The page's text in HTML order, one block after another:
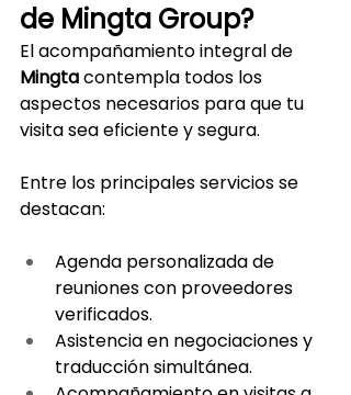
de Mingta Group?
El acompañamiento integral de
Mingta contempla todos los
aspectos necesarios para que tu
visita sea eficiente y segura.
Entre los principales servicios se
destacan:
Agenda personalizada de
reuniones con proveedores
verificados.
Asistencia en negociaciones y
traducción simultánea.